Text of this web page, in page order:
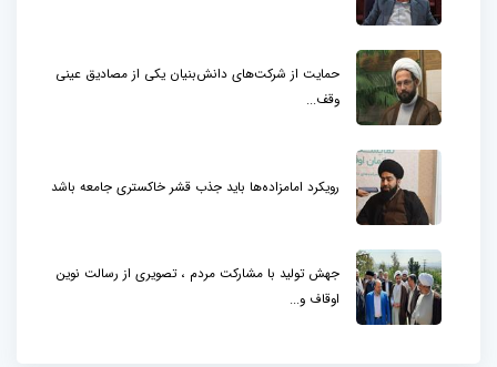
حمایت از شرکت‌های دانش‌بنیان یکی از مصادیق عینی
وقف...
رویکرد امامزاده‌ها باید جذب قشر خاکستری جامعه باشد
جهش تولید با مشارکت مردم ، تصویری از رسالت نوین
اوقاف و...